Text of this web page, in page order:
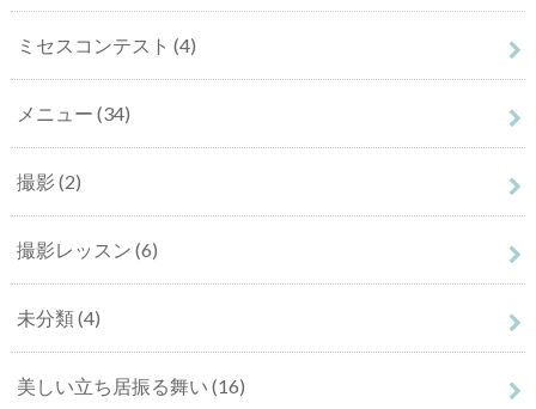
ミセスコンテスト (4)
メニュー (34)
撮影 (2)
撮影レッスン (6)
未分類(4)
美しい立ち居振る舞い (16)